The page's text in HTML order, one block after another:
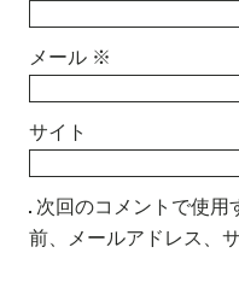
メール ※
サイト
次回のコメントで使用
前、メールアドレス、